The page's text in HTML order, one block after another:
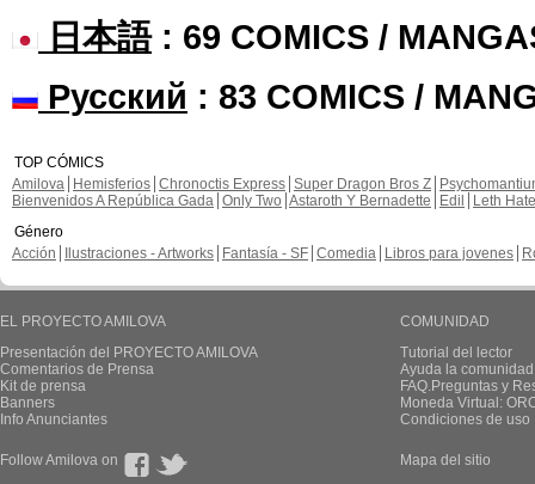
日本語: 69 COMICS /
Русский : 83 COMICS /
TOP CÓMICS
Amilova
Hemisferios Chronoctis Express Super Dragon Bros Z
Bienvenidos A República Gada Only Two Astaroth Y Bernadette Edil
Leth Hate
Género
Acción
Ilustraciones - Artworks Fantasía - SF Comedia Libros para jovenes
EL PROYECTO AMILOVA
Presentación del PROYECTO AMILOVA
Comentarios de Prensa
Kit de prensa
Banners
Info Anunciantes
COMUNIDAD
Tutorial del lector
Ayuda la
FAQ.Preguntas y
Moneda Virtual:
Condiciones de uso
Follow Amilova on Mapa del sitio